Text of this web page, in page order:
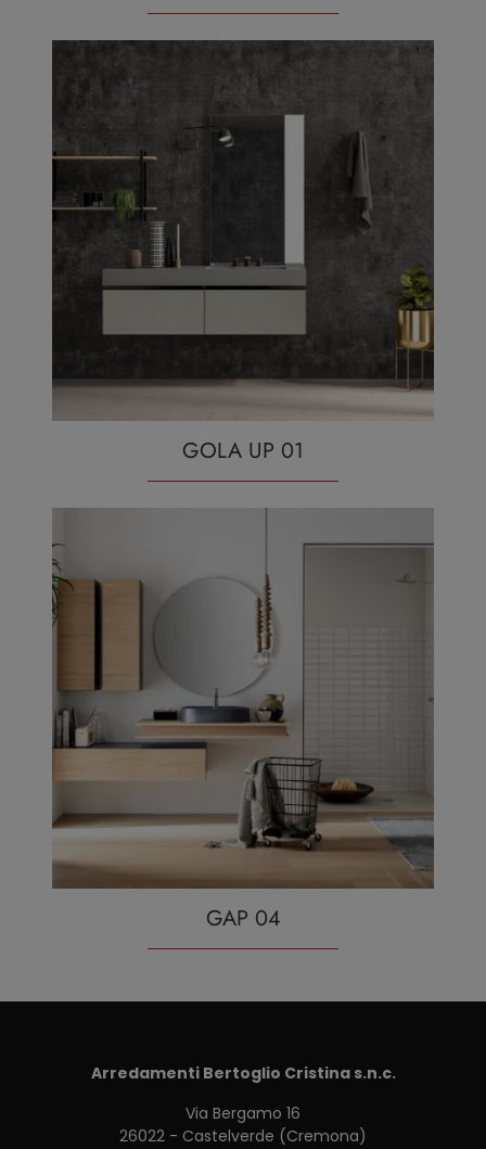
GOLA UP 01
GAP 04
Arredamenti Bertoglio Cristina s.n.c.
Via Bergamo 16
26022 - Castelverde (Cremona)